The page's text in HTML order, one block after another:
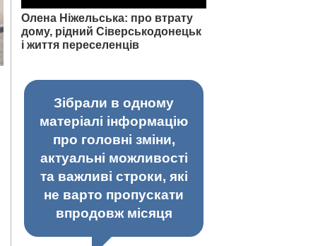
Олена Ніжельська: про втрату
дому, рідний Сіверськодонецьк
і життя переселенців
Зібрали в одному
матеріалі інформацію
про головні зміни,
актуальні можливості
та важливі строки, які
не варто пропускати
впродовж місяця